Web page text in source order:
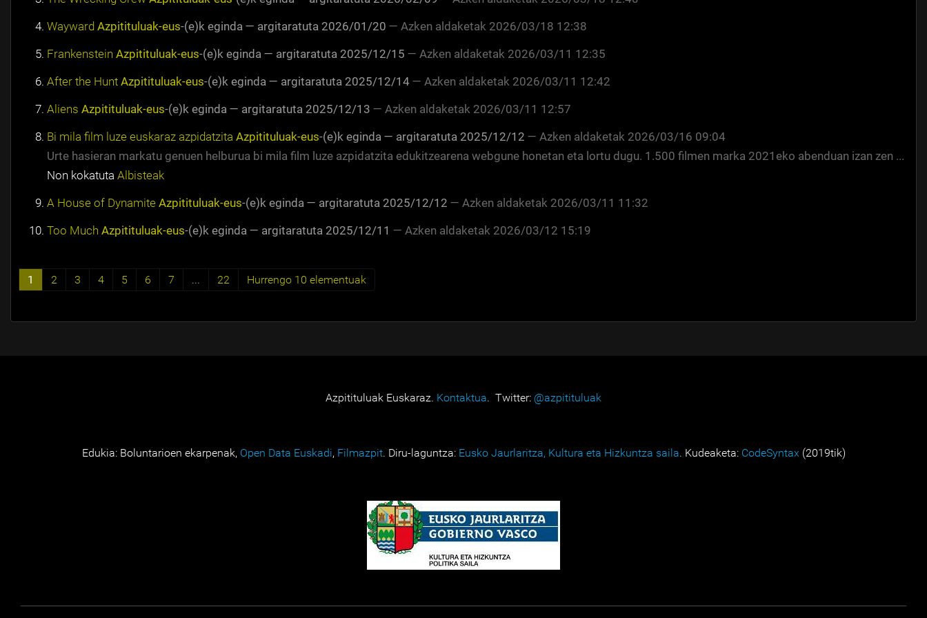
Wayward Azpitituluak-eus-(e)k eginda — argitaratuta 2026/01/20 — Azken aldaketak 2026/03/18 12:38
Frankenstein Azpitituluak-eus-(e)k eginda — argitaratuta 2025/12/15 — Azken aldaketak 2026/03/11 12:35
After the Hunt Azpitituluak-eus-(e)k eginda — argitaratuta 2025/12/14 — Azken aldaketak 2026/03/11 12:42
Aliens Azpitituluak-eus-(e)k eginda — argitaratuta 2025/12/13 — Azken aldaketak 2026/03/11 12:57
Bi mila film luze euskaraz azpidatzita Azpitituluak-eus-(e)k eginda — argitaratuta 2025/12/12 — Azken aldaketak 2026/03/16 09:04
Urte hasieran markatu genuen helburua bi mila film luze azpidatzita edukitzearena webgune honetan eta lortu dugu. 1.500 filmen marka 2021eko abenduan izan zen ...
Non kokatuta Albisteak
A House of Dynamite Azpitituluak-eus-(e)k eginda — argitaratuta 2025/12/12 — Azken aldaketak 2026/03/11 11:32
Too Much Azpitituluak-eus-(e)k eginda — argitaratuta 2025/12/11 — Azken aldaketak 2026/03/12 15:19
1 2 3 4 5 6 7 ... 22 Hurrengo 10 elementuak
Azpitituluak Euskaraz. Kontaktua. Twitter: @azpitituluak
Edukia: Boluntarioen ekarpenak, Open Data Euskadi, Filmazpit. Diru-laguntza: Eusko Jaurlaritza, Kultura eta Hizkuntza saila. Kudeaketa: CodeSyntax (2019tik)